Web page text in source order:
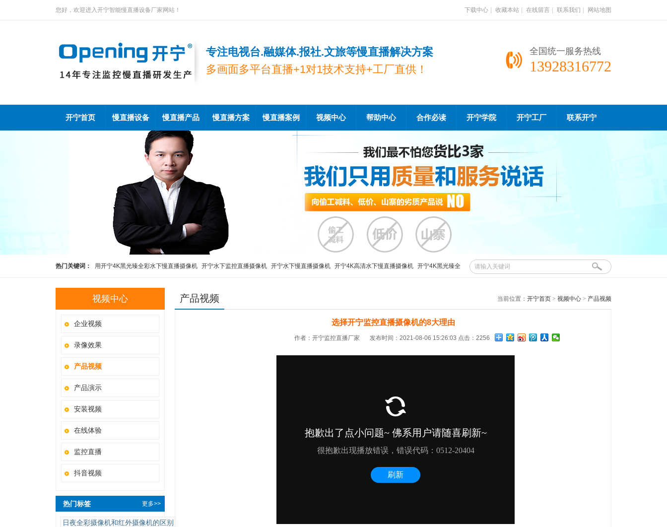
您好，欢迎进入开宁智能慢直播设备厂家网站！ 下载中心 收藏本站 在线留言 联系我们 网站地图
专注电视台.融媒体.报社.文旅等慢直播解决方案
多画面多平台直播+1对1技术支持+工厂直供！
全国统一服务热线
13928316772
开宁首页 慢直播设备 慢直播产品 慢直播方案 慢直播案例 视频中心 帮助中心 合作必读 开宁学院 开宁工厂 联系开宁
热门关键词： 用开宁4K黑光臻全彩水下慢直播摄像机 开宁水下监控直播摄像机 开宁水下慢直播摄像机 开宁4K高清水下慢直播摄像机 开宁4K黑光臻全
彩高清水下慢直播摄像机 开宁4K黑光全彩慢直播智能球机
5G4K800万红外慢直播智能高清布控球 科研观察直播设备
视频中心
企业视频
录像效果
产品视频
产品演示
安装视频
在线体验
监控直播
抖音视频
热门标签 更多>>
日夜全彩摄像机和红外摄像机的区别
产品视频 当前位置： 开宁首页 > 视频中心 > 产品视频
选择开宁监控直播摄像机的8大理由
作者：开宁监控直播厂家 发布时间：2021-08-06 15:26:03 点击：2256